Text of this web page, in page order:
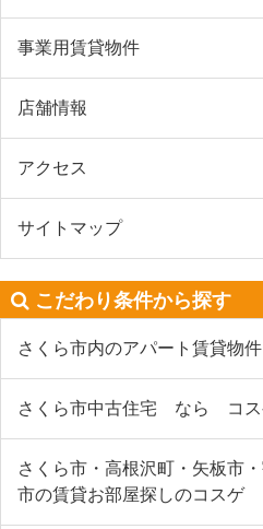
事業用賃貸物件
店舗情報
アクセス
サイトマップ
こだわり条件から探す
さくら市内のアパート賃貸物
さくら市中古住宅 なら コス
さくら市・高根沢町・矢板市
市の賃貸お部屋探しのコスゲ